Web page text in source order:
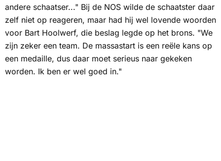
andere schaatser..." Bij de NOS wilde de schaatster daar
zelf niet op reageren, maar had hij wel lovende woorden
voor Bart Hoolwerf, die beslag legde op het brons. "We
zijn zeker een team. De massastart is een reële kans op
een medaille, dus daar moet serieus naar gekeken
worden. Ik ben er wel goed in."